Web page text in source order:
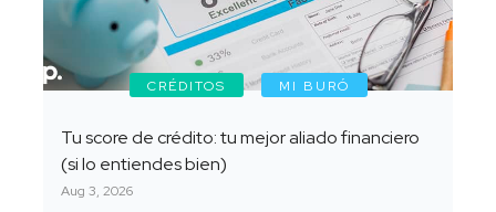
CRÉDITOS MI BURÓ
Tu score de crédito: tu mejor aliado financiero
(si lo entiendes bien)
Aug 3, 2026